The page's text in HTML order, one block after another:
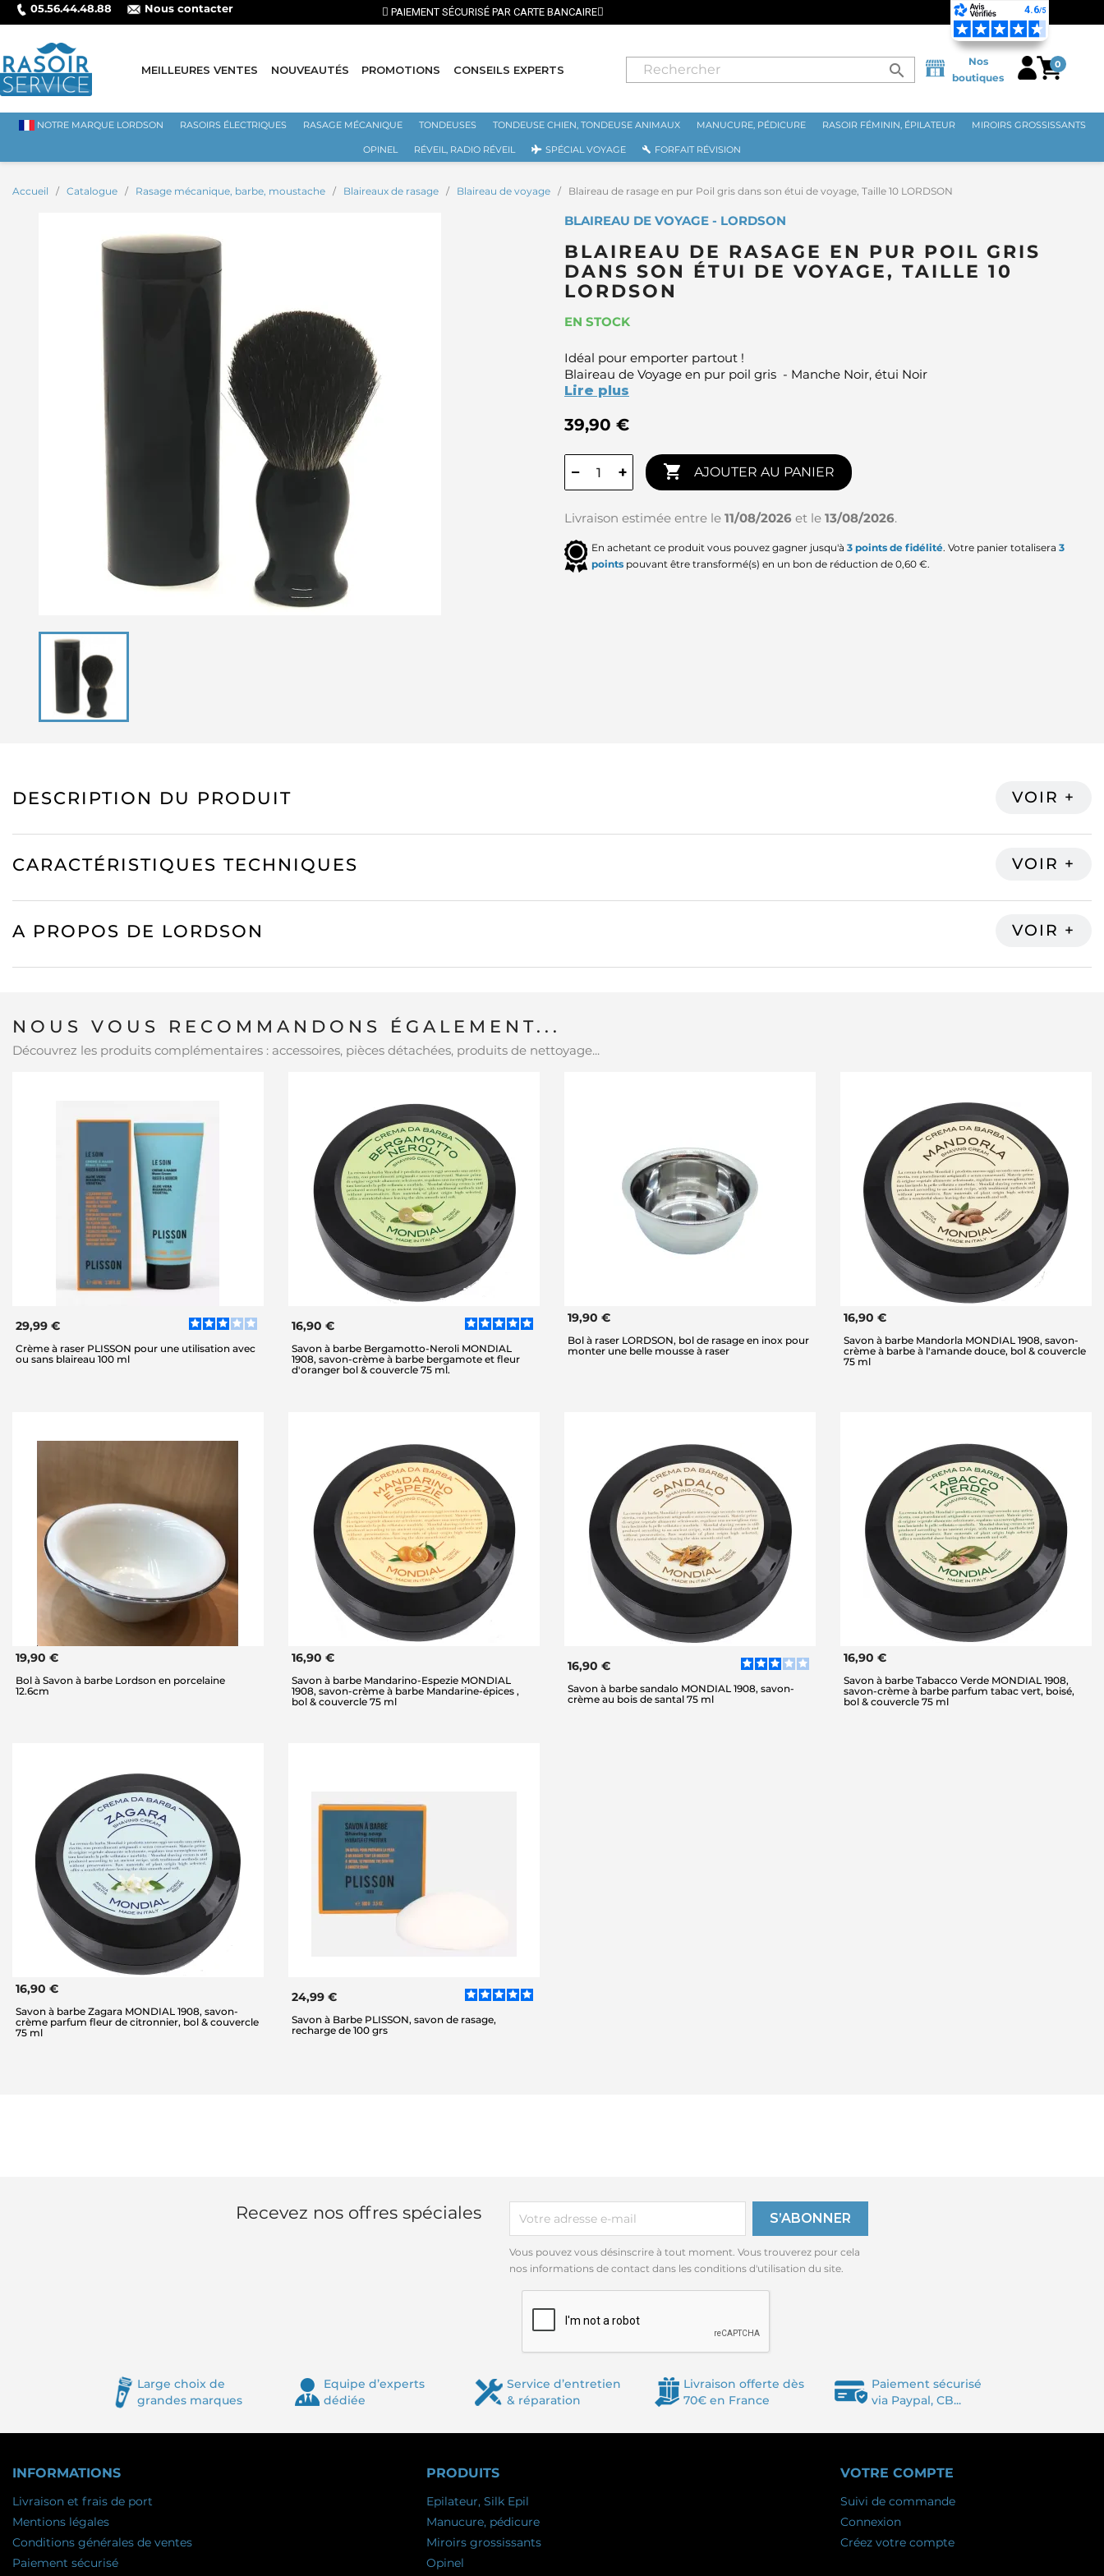
05.56.44.48.88 Nous contacter ⭐ LIVRAISON GRATUITE EN FRANCE MÉTROPOLITAINE DÈS 70€ ⭐
MEILLEURES VENTES NOUVEAUTÉS PROMOTIONS CONSEILS EXPERTS search
Nos
boutiques
0
NOTRE MARQUE LORDSON RASOIRS ÉLECTRIQUES RASAGE MÉCANIQUE TONDEUSES TONDEUSE CHIEN, TONDEUSE ANIMAUX MANUCURE, PÉDICURE RASOIR FÉMININ, ÉPILATEUR MIROIRS GROSSISSANTS
OPINEL RÉVEIL, RADIO RÉVEIL SPÉCIAL VOYAGE FORFAIT RÉVISION
Accueil Catalogue Rasage mécanique, barbe, moustache Blaireaux de rasage Blaireau de voyage Blaireau de rasage en pur Poil gris dans son étui de voyage, Taille 10 LORDSON
BLAIREAU DE VOYAGE - LORDSON
BLAIREAU DE RASAGE EN PUR POIL GRIS
DANS SON ÉTUI DE VOYAGE, TAILLE 10
LORDSON
EN STOCK
Idéal pour emporter partout !
Blaireau de Voyage en pur poil gris - Manche Noir, étui Noir
Lire plus
39,90 €
− +  AJOUTER AU PANIER
Livraison estimée entre le 11/08/2026 et le 13/08/2026.
En achetant ce produit vous pouvez gagner jusqu'à 3 points de fidélité. Votre panier totalisera 3
points pouvant être transformé(s) en un bon de réduction de 0,60 €.
DESCRIPTION DU PRODUIT
CARACTÉRISTIQUES TECHNIQUES
A PROPOS DE LORDSON
NOUS VOUS RECOMMANDONS ÉGALEMENT...
Découvrez les produits complémentaires : accessoires, pièces détachées, produits de nettoyage...
29,99 €
Crème à raser PLISSON pour une utilisation avec
ou sans blaireau 100 ml
16,90 €
Savon à barbe Bergamotto-Neroli MONDIAL
1908, savon-crème à barbe bergamote et fleur
d'oranger bol & couvercle 75 ml.
19,90 €
Bol à raser LORDSON, bol de rasage en inox pour
monter une belle mousse à raser
16,90 €
Savon à barbe Mandorla MONDIAL 1908, savon-
crème à barbe à l'amande douce, bol & couvercle
75 ml
19,90 €
Bol à Savon à barbe Lordson en porcelaine
12.6cm
16,90 €
Savon à barbe Mandarino-Espezie MONDIAL
1908, savon-crème à barbe Mandarine-épices ,
bol & couvercle 75 ml
16,90 €
Savon à barbe sandalo MONDIAL 1908, savon-
crème au bois de santal 75 ml
16,90 €
Savon à barbe Tabacco Verde MONDIAL 1908,
savon-crème à barbe parfum tabac vert, boisé,
bol & couvercle 75 ml
16,90 €
Savon à barbe Zagara MONDIAL 1908, savon-
crème parfum fleur de citronnier, bol & couvercle
75 ml
24,99 €
Savon à Barbe PLISSON, savon de rasage,
recharge de 100 grs
Recevez nos offres spéciales
Vous pouvez vous désinscrire à tout moment. Vous trouverez pour cela
nos informations de contact dans les conditions d'utilisation du site.
Large choix de
grandes marques
Equipe d’experts
dédiée
Service d’entretien
& réparation
Livraison offerte dès
70€ en France
Paiement sécurisé
via Paypal, CB...
INFORMATIONS
Livraison et frais de port
Mentions légales
Conditions générales de ventes
Paiement sécurisé
PRODUITS
Epilateur, Silk Epil
Manucure, pédicure
Miroirs grossissants
Opinel
VOTRE COMPTE
Suivi de commande
Connexion
Créez votre compte